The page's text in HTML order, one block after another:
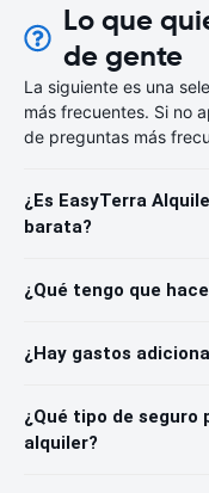
Lo que
de gente
La siguiente es una
más frecuentes. Si no
de preguntas más
¿Es EasyTerra
barata?
¿Qué tengo que
¿Hay gastos
¿Qué tipo de seguro
alquiler?